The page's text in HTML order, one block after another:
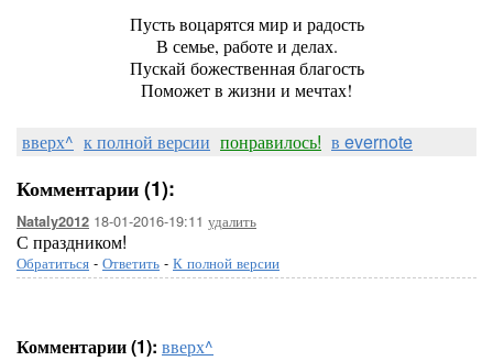
Пусть воцарятся мир и радость
В семье, работе и делах.
Пускай божественная благость
Поможет в жизни и мечтах!
вверх^ к полной версии понравилось! в evernote
Комментарии (1):
Nataly2012 18-01-2016-19:11 удалить
С праздником!
Обратиться - Ответить - К полной версии
Комментарии (1): вверх^